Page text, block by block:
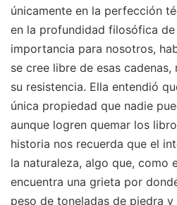
únicamente en la perfección
en la profundidad filosófica de
importancia para nosotros,
se cree libre de esas
su resistencia. Ella entendió
única propiedad que nadie
aunque logren quemar los
historia nos recuerda que el
la naturaleza, algo que, como
encuentra una grieta por
peso de toneladas de piedra y